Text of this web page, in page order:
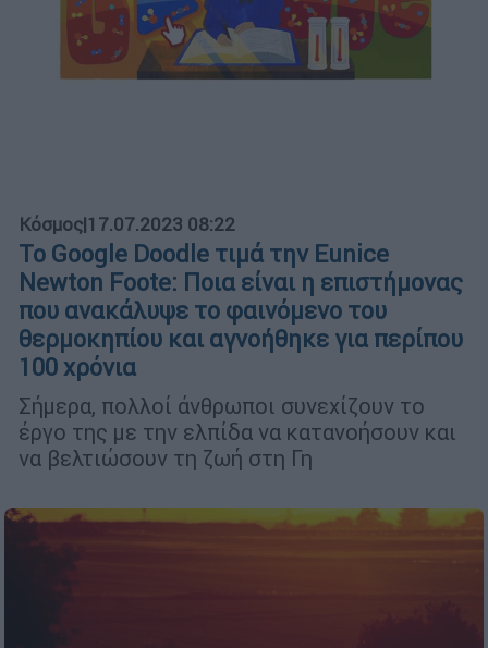
Κόσμος|17.07.2023 08:22
To Google Doodle τιμά την Eunice
Newton Foote: Ποια είναι η επιστήμονας
που ανακάλυψε το φαινόμενο του
θερμοκηπίου και αγνοήθηκε για περίπου
100 χρόνια
Σήμερα, πολλοί άνθρωποι συνεχίζουν το
έργο της με την ελπίδα να κατανοήσουν και
να βελτιώσουν τη ζωή στη Γη